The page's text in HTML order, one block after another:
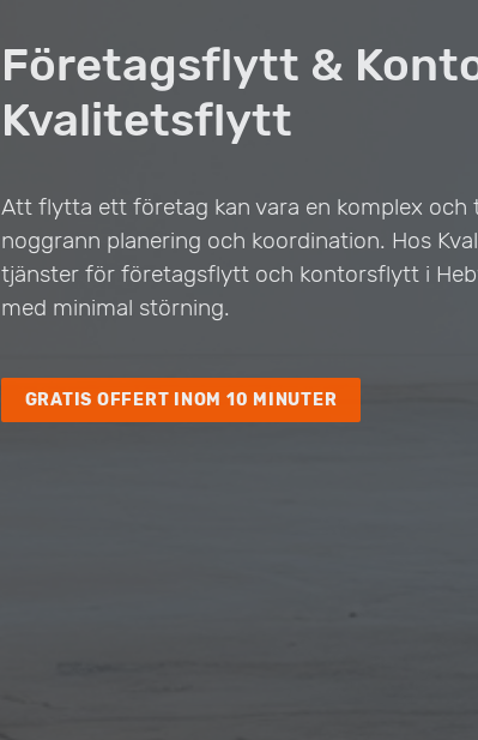
Företagsflytt &
Kvalitetsflytt
Att flytta ett företag kan vara en komplex och
noggrann planering och koordination. Hos
tjänster för företagsflytt och kontorsflytt i
med minimal störning.
GRATIS OFFERT INOM 10 MINUTER